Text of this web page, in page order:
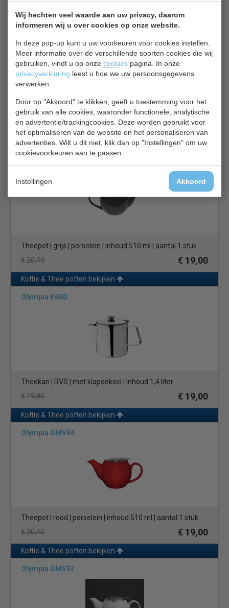
Wij hechten veel waarde aan uw privacy, daarom
informeren wij u over cookies op onze website.
In deze pop-up kunt u uw voorkeuren voor cookies instellen.
Meer informatie over de verschillende soorten cookies die wij
gebruiken, vindt u op onzecookiespagina. In onze
privacyverklaring leest u hoe we uw persoonsgegevens
verwerken.
Door op "Akkoord" te klikken, geeft u toestemming voor het
gebruik van alle cookies, waaronder functionele, analytische
en advertentie/trackingcookies. Deze worden gebruikt voor
het optimaliseren van de website en het personaliseren van
advertenties. Wilt u dit niet, klik dan op "Instellingen" om uw
cookievoorkeuren aan te passen.
Instellingen Akkoord
Olympia GM 595
Theepot | aqua | porselein | inhoud 51 ml | aantal 1 stuk
€ 20,40
€ 19,00
Koffie & Thee potten bekijken
Theepot | grijs | porselein | inhoud 510 ml | aantal 1 stuk
€ 20,40
€ 19,00
Koffie & Thee potten bekijken
Olympia K680
Theekan | RVS | met klapdeksel | Inhoud 1,4 liter
€ 19,80
€ 19,00
Koffie & Thee potten bekijken
Olympia GM594
Theepot | rood | porselein | inhoud 510 ml | aantal 1 stuk
€ 20,40
€ 19,00
Koffie & Thee potten bekijken
Olympia GM593